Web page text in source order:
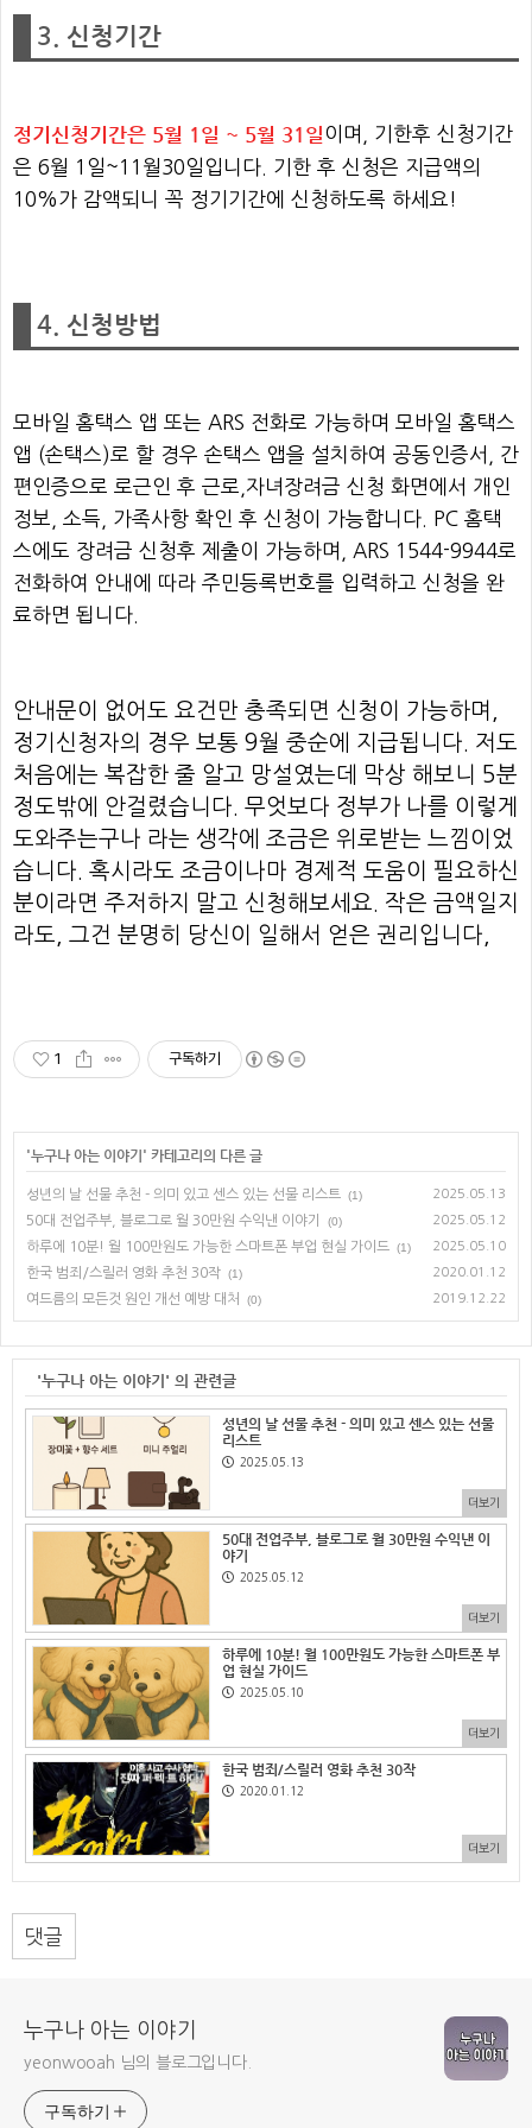
3. 신청기간
정기신청기간은 5월 1일 ~ 5월 31일이며, 기한후 신청기간
은 6월 1일~11월30일입니다. 기한 후 신청은 지급액의
10%가 감액되니 꼭 정기기간에 신청하도록 하세요!
4. 신청방법
모바일 홈택스 앱 또는 ARS 전화로 가능하며 모바일 홈택스
앱 (손택스)로 할 경우 손택스 앱을 설치하여 공동인증서, 간
편인증으로 로근인 후 근로,자녀장려금 신청 화면에서 개인
정보, 소득, 가족사항 확인 후 신청이 가능합니다. PC 홈택
스에도 장려금 신청후 제출이 가능하며, ARS 1544-9944로
전화하여 안내에 따라 주민등록번호를 입력하고 신청을 완
료하면 됩니다.
안내문이 없어도 요건만 충족되면 신청이 가능하며,
정기신청자의 경우 보통 9월 중순에 지급됩니다. 저도
처음에는 복잡한 줄 알고 망설였는데 막상 해보니 5분
정도밖에 안걸렸습니다. 무엇보다 정부가 나를 이렇게
도와주는구나 라는 생각에 조금은 위로받는 느낌이었
습니다. 혹시라도 조금이나마 경제적 도움이 필요하신
분이라면 주저하지 말고 신청해보세요. 작은 금액일지
라도, 그건 분명히 당신이 일해서 얻은 권리입니다,
1 구독하기
'누구나 아는 이야기 ' 카테고리의 다른 글
성년의 날 선물 추천 - 의미 있고 센스 있는 선물 리스트 (1) 2025.05.13
50대 전업주부, 블로그로 월 30만원 수익낸 이야기 (0) 2025.05.12
하루에 10분! 월 100만원도 가능한 스마트폰 부업 현실 가이드 (1) 2025.05.10
한국 범죄/스릴러 영화 추천 30작 (1) 2020.01.12
여드름의 모든것 원인 개선 예방 대처 (0) 2019.12.22
'누구나 아는 이야기' 의 관련글
성년의 날 선물 추천 - 의미 있고 센스 있는 선물
리스트
2025.05.13
더보기
50대 전업주부, 블로그로 월 30만원 수익낸 이
야기
2025.05.12
더보기
하루에 10분! 월 100만원도 가능한 스마트폰 부
업 현실 가이드
2025.05.10
더보기
한국 범죄/스릴러 영화 추천 30작
2020.01.12
더보기
댓글
누구나 아는 이야기
yeonwooah 님의 블로그입니다.
구독하기